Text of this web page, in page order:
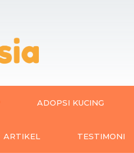
ADOPSI KUCING
ARTIKEL TESTIMONI